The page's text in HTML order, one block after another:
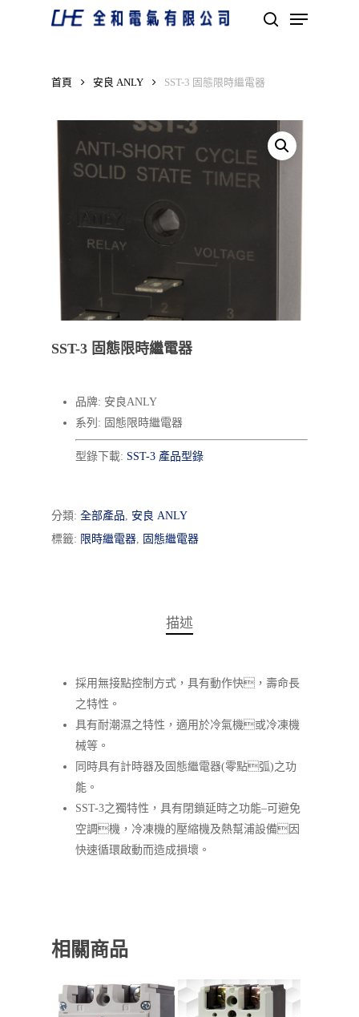
Menu
首頁 安良 ANLY SST-3 固態限時繼電器
SST-3 固態限時繼電器
品牌: 安良ANLY
系列: 固態限時繼電器
型錄下載: SST-3 產品型錄
分類: 全部產品, 安良 ANLY
標籤: 限時繼電器, 固態繼電器
描述
採用無接點控制方式，具有動作快，壽命長
之特性。
具有耐潮濕之特性，適用於冷氣機或冷凍機
械等。
同時具有計時器及固態繼電器(零點弧)之功
能。
SST-3之獨特性，具有閉鎖延時之功能–可避免
空調機，冷凍機的壓縮機及熱幫浦設備因
快速循環啟動而造成損壞。
相關商品